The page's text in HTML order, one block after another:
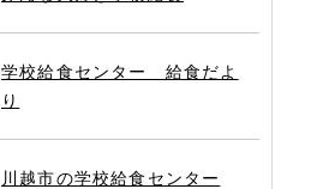
学校給食センター 給食だよ
り
川越市の学校給食センター